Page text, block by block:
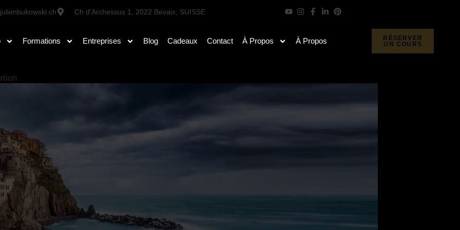
Ch d'Archessus 1, 2022 Bevaix, SUISSE
Formations Entreprises Blog Cadeaux Contact À Propos À Propos
RÉSERVER
UN COURS